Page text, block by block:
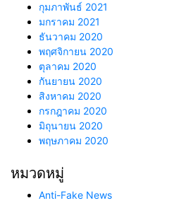
กุมภาพันธ์ 2021
มกราคม 2021
ธันวาคม 2020
พฤศจิกายน 2020
ตุลาคม 2020
กันยายน 2020
สิงหาคม 2020
กรกฎาคม 2020
มิถุนายน 2020
พฤษภาคม 2020
หมวดหมู่
Anti-Fake News